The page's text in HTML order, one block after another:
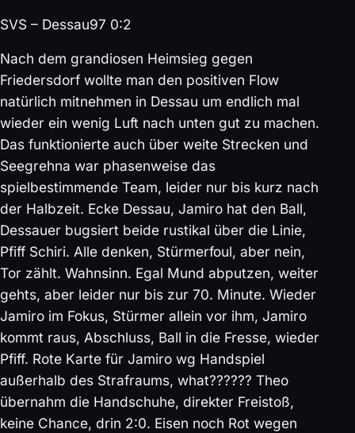
SVS – Dessau97 0:2
Nach dem grandiosen Heimsieg gegen
Friedersdorf wollte man den positiven Flow
natürlich mitnehmen in Dessau um endlich mal
wieder ein wenig Luft nach unten gut zu machen.
Das funktionierte auch über weite Strecken und
Seegrehna war phasenweise das
spielbestimmende Team, leider nur bis kurz nach
der Halbzeit. Ecke Dessau, Jamiro hat den Ball,
Dessauer bugsiert beide rustikal über die Linie,
Pfiff Schiri. Alle denken, Stürmerfoul, aber nein,
Tor zählt. Wahnsinn. Egal Mund abputzen, weiter
gehts, aber leider nur bis zur 70. Minute. Wieder
Jamiro im Fokus, Stürmer allein vor ihm, Jamiro
kommt raus, Abschluss, Ball in die Fresse, wieder
Pfiff. Rote Karte für Jamiro wg Handspiel
außerhalb des Strafraums, what?????? Theo
übernahm die Handschuhe, direkter Freistoß,
keine Chance, drin 2:0. Eisen noch Rot wegen